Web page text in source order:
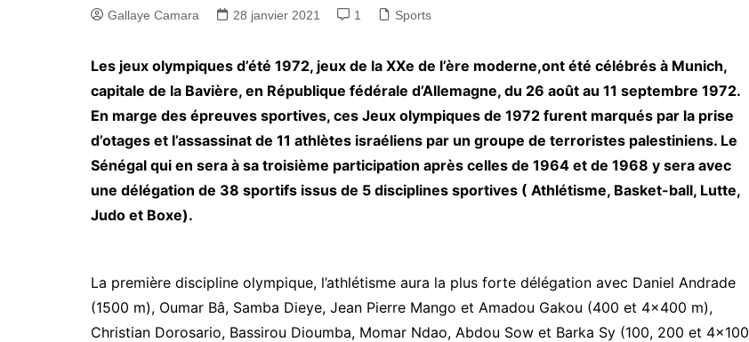
Gallaye Camara 28 janvier 2021 1 Sports
Les jeux olympiques d’été 1972, jeux de la XXe de l’ère moderne,ont été célébrés à Munich,
capitale de la Bavière, en République fédérale d’Allemagne, du 26 août au 11 septembre 1972.
En marge des épreuves sportives, ces Jeux olympiques de 1972 furent marqués par la prise
d’otages et l’assassinat de 11 athlètes israéliens par un groupe de terroristes palestiniens. Le
Sénégal qui en sera à sa troisième participation après celles de 1964 et de 1968 y sera avec
une délégation de 38 sportifs issus de 5 disciplines sportives ( Athlétisme, Basket-ball, Lutte,
Judo et Boxe).
La première discipline olympique, l’athlétisme aura la plus forte délégation avec Daniel Andrade
(1500 m), Oumar Bâ, Samba Dieye, Jean Pierre Mango et Amadou Gakou (400 et 4×400 m),
Christian Dorosario, Bassirou Dioumba, Momar Ndao, Abdou Sow et Barka Sy (100, 200 et 4×100